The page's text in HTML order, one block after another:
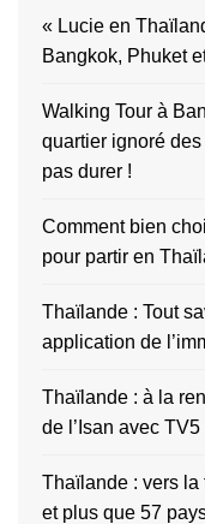
« Lucie en
Bangkok, Phuket
Walking Tour à
quartier ignoré
pas durer !
Comment bien
pour partir en
Thaïlande : Tout
application de
Thaïlande : à la
de l’Isan avec
Thaïlande : vers la
et plus que 57